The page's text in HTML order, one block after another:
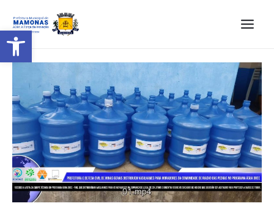
Barra de Ferramentas Aberta